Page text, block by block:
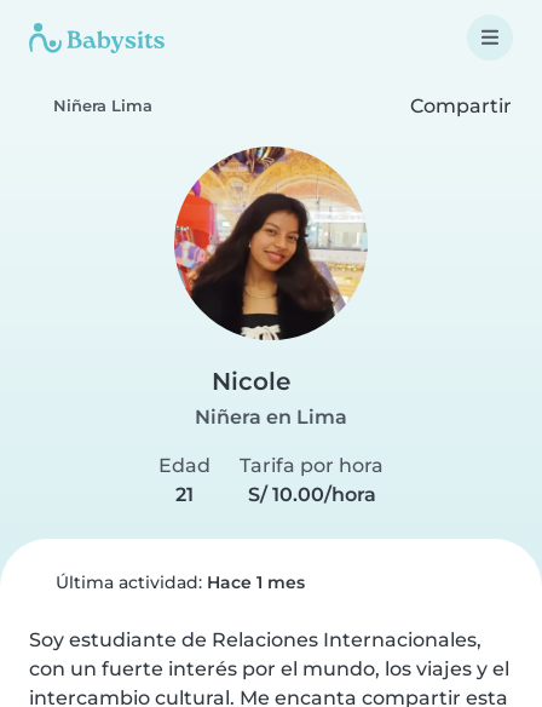
Niñera Lima Compartir
Nicole
Niñera en Lima
Edad
21
Tarifa por hora
S/ 10.00/hora
Última actividad: Hace 1 mes
Soy estudiante de Relaciones Internacionales,
con un fuerte interés por el mundo, los viajes y el
intercambio cultural. Me encanta compartir esta